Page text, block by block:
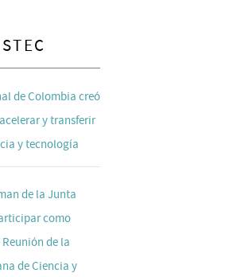
de Colombia creó
y transferir
y tecnología
de la Junta
como
de la
de Ciencia y